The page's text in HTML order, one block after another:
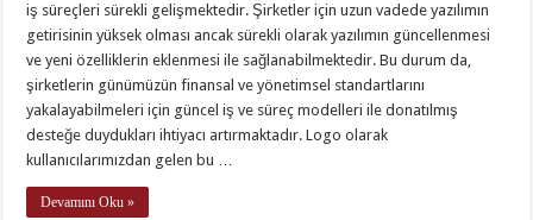
iş süreçleri sürekli gelişmektedir. Şirketler için uzun vadede yazılımın
getirisinin yüksek olması ancak sürekli olarak yazılımın güncellenmesi
ve yeni özelliklerin eklenmesi ile sağlanabilmektedir. Bu durum da,
şirketlerin günümüzün finansal ve yönetimsel standartlarını
yakalayabilmeleri için güncel iş ve süreç modelleri ile donatılmış
desteğe duydukları ihtiyacı artırmaktadır. Logo olarak
kullanıcılarımızdan gelen bu …
Devamını Oku »